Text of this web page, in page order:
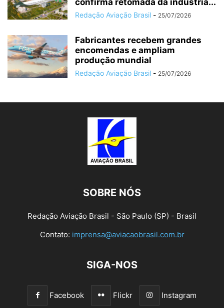
confirma retomada da indústria...
Redação Aviação Brasil - 25/07/2026
Fabricantes recebem grandes
encomendas e ampliam
produção mundial
Redação Aviação Brasil - 25/07/2026
SOBRE NÓS
Redação Aviação Brasil - São Paulo (SP) - Brasil
Contato: imprensa@aviacaobrasil.com.br
SIGA-NOS
Facebook Flickr Instagram